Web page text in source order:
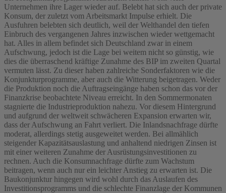
Unternehmen ihre Lager wieder auf. Belebt hat sich auch der private
Konsum, der zuletzt vom Arbeitsmarkt Impulse erhielt. Die
Ausfuhren belebten sich deutlich, weil der Welthandel den tiefen
Einbruch des vergangenen Jahres inzwischen wieder wettgemacht
hat. Alles in allem befindet sich Deutschland zwar in einem
Aufschwung, jedoch ist die Lage bei weitem nicht so günstig, wie
dies die überraschend kräftige Zunahme des BIP im zweiten Quartal
vermuten lässt. Zu dieser haben zahlreiche Sonderfaktoren wie die
Konjunkturprogramme, aber auch die Witterung beigetragen. Weder
die Produktion noch die Auftragseingänge haben schon das vor der
Finanzkrise beobachtete Niveau erreicht. In den Sommermonaten
stagnierte die Industrieproduktion nahezu. Vor diesem Hintergrund
und aufgrund der weltweit schwächeren Expansion erwarten wir,
dass der Aufschwung an Fahrt verliert. Die Inlandsnachfrage dürfte
moderat, allerdings stetig ausgeweitet werden. Bei allmählich
steigender Kapazitätsauslastung und anhaltend niedrigen Zinsen ist
mit einer weiteren Zunahme der Ausrüstungsinvestitionen zu
rechnen. Auch die Konsumnachfrage dürfte zum Wachstum
beitragen, wenn auch nur ein leichter Anstieg zu erwarten ist. Die
Baukonjunktur hingegen wird wohl durch das Auslaufen des
Investitionsprogramms und die schlechte Finanzlage der Kommunen